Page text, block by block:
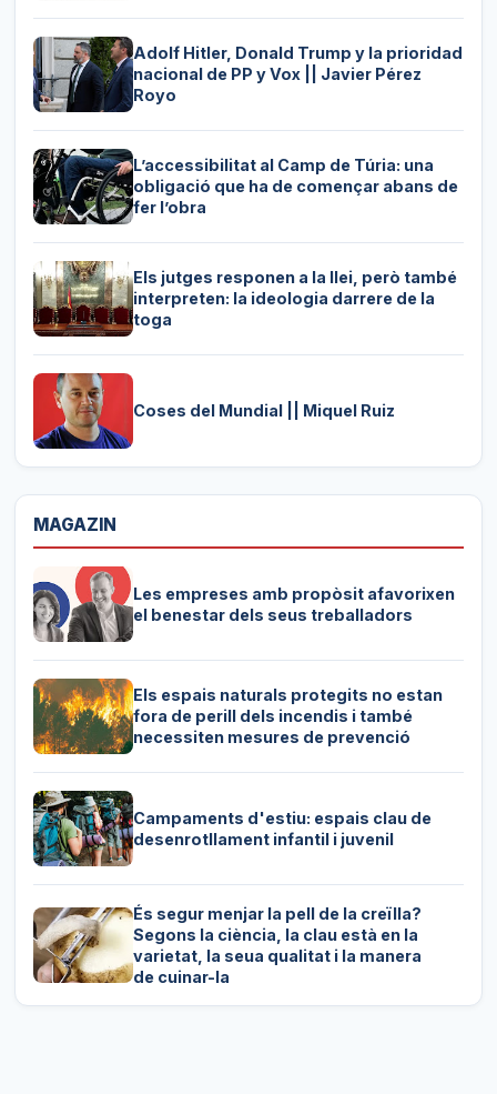
Adolf Hitler, Donald Trump y la prioridad
nacional de PP y Vox || Javier Pérez
Royo
L’accessibilitat al Camp de Túria: una
obligació que ha de començar abans de
fer l’obra
Els jutges responen a la llei, però també
interpreten: la ideologia darrere de la
toga
Coses del Mundial || Miquel Ruiz
MAGAZIN
Les empreses amb propòsit afavorixen
el benestar dels seus treballadors
Els espais naturals protegits no estan
fora de perill dels incendis i també
necessiten mesures de prevenció
Campaments d'estiu: espais clau de
desenrotllament infantil i juvenil
És segur menjar la pell de la creïlla?
Segons la ciència, la clau està en la
varietat, la seua qualitat i la manera
de cuinar-la